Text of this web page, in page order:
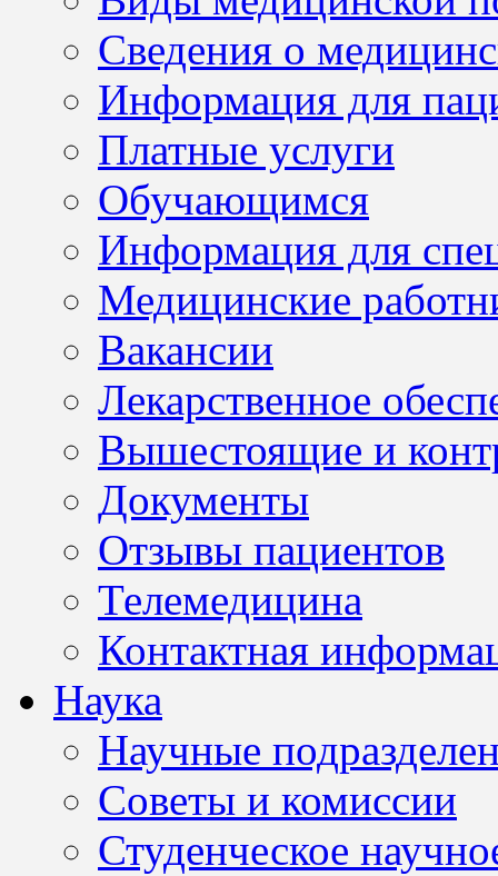
Сведения о
Информация для
Платные услуги
Обучающимся
Информация для
Медицинские
Вакансии
Лекарственное
Вышестоящие и
Документы
Отзывы пациентов
Телемедицина
Контактная
Наука
Научные
Советы и комиссии
Студенческое